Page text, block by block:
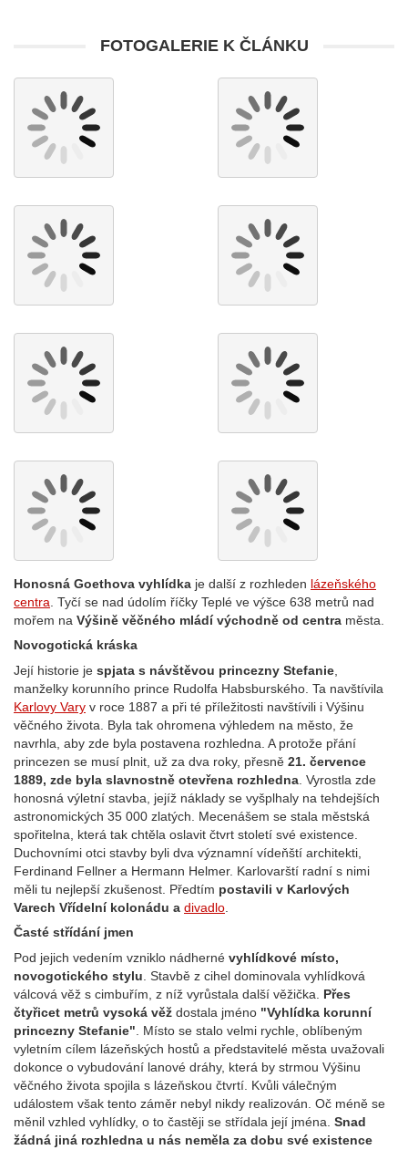
FOTOGALERIE K ČLÁNKU
Honosná Goethova vyhlídka je další z rozhleden lázeňského
centra . Tyčí se nad údolím říčky Teplé ve výšce 638 metrů nad
mořem na Výšině věčného mládí východně od centra města.
Novogotická kráska
Její historie je spjata s návštěvou princezny Stefanie
manželky korunního prince Rudolfa Habsburského. Ta navštívila
Karlovy Vary v roce 1887 a při té příležitosti navštívili i Výšinu
věčného života. Byla tak ohromena výhledem na město, že
navrhla, aby zde byla postavena rozhledna. A protože přání
princezen se musí plnit, už za dva roky, přesně 21. července
1889, zde byla slavnostně otevřena rozhledna . Vyrostla zde
honosná výletní stavba, jejíž náklady se vyšplhaly na tehdejších
astronomických 35 000 zlatých. Mecenášem se stala městská
spořitelna, která tak chtěla oslavit čtvrt století své existence.
Duchovními otci stavby byli dva významní vídeňští architekti,
Ferdinand Fellner a Hermann Helmer. Karlovarští radní s nimi
měli tu nejlepší zkušenost. Předtím postavili v Karlových
Varech Vřídelní kolonádu a divadlo
Časté střídání jmen
Pod jejich vedením vzniklo nádherné vyhlídkové místo,
novogotického stylu . Stavbě z cihel dominovala vyhlídková
válcová věž s cimbuřím, z níž vyrůstala další věžička. Přes
čtyřicet metrů vysoká věž dostala jméno "Vyhlídka korunní
princezny Stefanie" . Místo se stalo velmi rychle, oblíbeným
vyletním cílem lázeňských hostů a představitelé města uvažovali
dokonce o vybudování lanové dráhy, která by strmou Výšinu
věčného života spojila s lázeňskou čtvrtí. Kvůli válečným
událostem však tento záměr nebyl nikdy realizován. Oč méně se
měnil vzhled vyhlídky, o to častěji se střídala její jména. Snad
žádná jiná rozhledna u nás neměla za dobu své existence